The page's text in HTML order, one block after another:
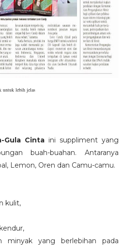
untuk lebih jelas
Gula Cinta ini suppliment yang
buah-buahan. Antaranya
Lemon, Oren dan Camu-camu.
kulit,
minyak yang berlebihan pada